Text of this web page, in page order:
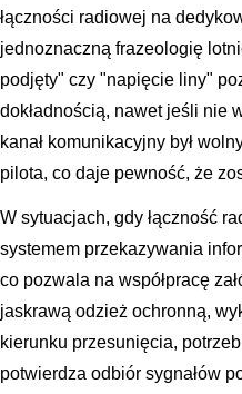
łączności radiowej na
jednoznaczną frazeologię
podjęty" czy "napięcie liny"
dokładnością, nawet jeśli nie
kanał komunikacyjny był
pilota, co daje pewność, że
W sytuacjach, gdy łączność
systemem przekazywania
co pozwala na współpracę
jaskrawą odzież ochronną,
kierunku przesunięcia,
potwierdza odbiór sygnałów